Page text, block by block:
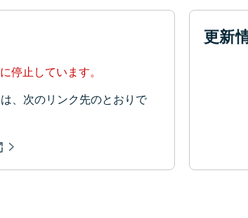
停止しています。
、次のリンク先のとおりで
更新